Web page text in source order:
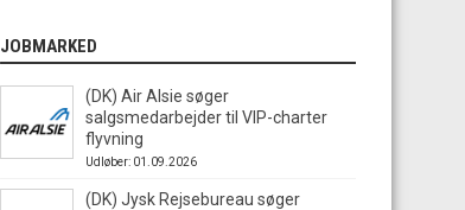
JOBMARKED
(DK) Air Alsie søger
salgsmedarbejder til VIP-charter
flyvning
Udløber: 01.09.2026
(DK) Jysk Rejsebureau søger